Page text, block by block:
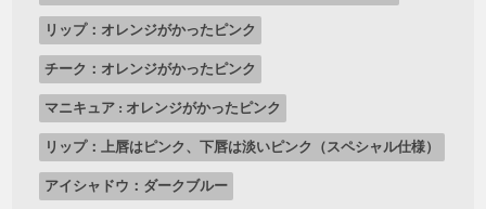
リップ：オレンジがかったピンク
チーク：オレンジがかったピンク
マニキュア : オレンジがかったピンク
リップ：上唇はピンク、下唇は淡いピンク（スペシャル仕様）
アイシャドウ：ダークブルー